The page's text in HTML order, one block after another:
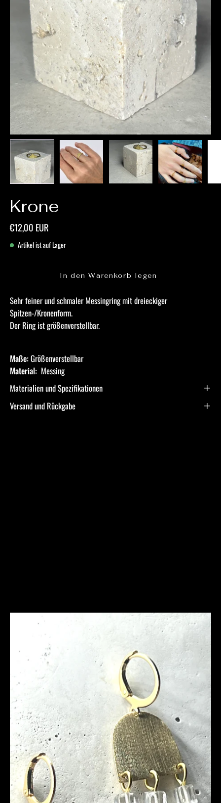
Krone
€12,00 EUR
Artikel ist auf Lager
In den Warenkorb legen
Sehr feiner und schmaler Messingring mit dreieckiger
Spitzen-/Kronenform.
Der Ring ist größenverstellbar.
Maße:Größenverstellbar
Material: Messing
Materialien und Spezifikationen
Versand und Rückgabe